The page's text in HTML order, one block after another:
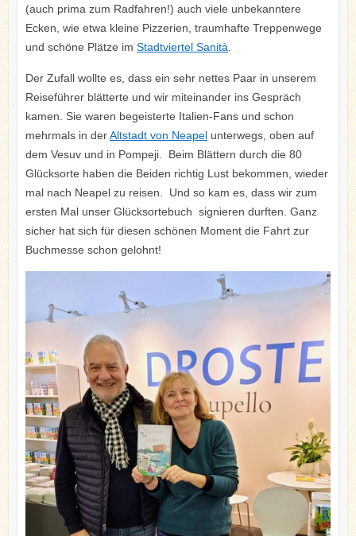
(auch prima zum Radfahren!) auch viele unbekanntere
Ecken, wie etwa kleine Pizzerien, traumhafte Treppenwege
und schöne Plätze im Stadtviertel Sanità.
Der Zufall wollte es, dass ein sehr nettes Paar in unserem
Reiseführer blätterte und wir miteinander ins Gespräch
kamen. Sie waren begeisterte Italien-Fans und schon
mehrmals in derAltstadt von Neapelunterwegs, oben auf
dem Vesuv und in Pompeji. Beim Blättern durch die 80
Glücksorte haben die Beiden richtig Lust bekommen, wieder
mal nach Neapel zu reisen. Und so kam es, dass wir zum
ersten Mal unser Glücksortebuch signieren durften. Ganz
sicher hat sich für diesen schönen Moment die Fahrt zur
Buchmesse schon gelohnt!